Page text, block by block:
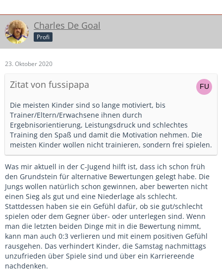
Charles De Goal
Profi
23. Oktober 2020
Zitat von fussipapa
Die meisten Kinder sind so lange motiviert, bis
Trainer/Eltern/Erwachsene ihnen durch
Ergebnisorientierung, Leistungsdruck und schlechtes
Training den Spaß und damit die Motivation nehmen. Die
meisten Kinder wollen nicht trainieren, sondern frei spielen.
Was mir aktuell in der C-Jugend hilft ist, dass ich schon früh
den Grundstein für alternative Bewertungen gelegt habe. Die
Jungs wollen natürlich schon gewinnen, aber bewerten nicht
einen Sieg als gut und eine Niederlage als schlecht.
Stattdessen haben sie ein Gefühl dafür, ob sie gut/schlecht
spielen oder dem Gegner über- oder unterlegen sind. Wenn
man die letzten beiden Dinge mit in die Bewertung nimmt,
kann man auch 0:3 verlieren und mit einem positiven Gefühl
rausgehen. Das verhindert Kinder, die Samstag nachmittags
unzufrieden über Spiele sind und über ein Karriereende
nachdenken.